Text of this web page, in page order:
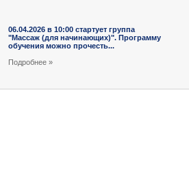
06.04.2026 в 10:00 стартует группа
"Массаж (для начинающих)". Программу
обучения можно прочесть...
Подробнee »